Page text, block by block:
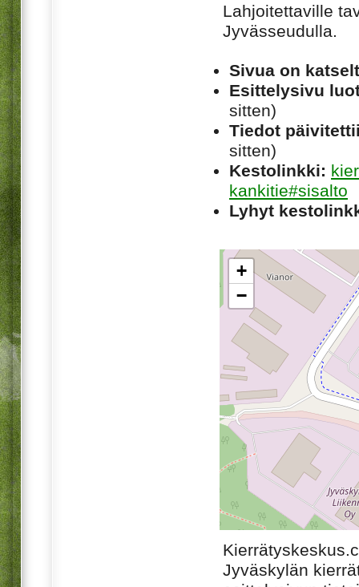
Lahjoitettaville
Jyvässeudulla.
Sivua on
Esittelysivu
sitten)
Tiedot
sitten)
Kestolinkki:
kankitie#sisalto
Lyhyt
+
−
Jyväskylän